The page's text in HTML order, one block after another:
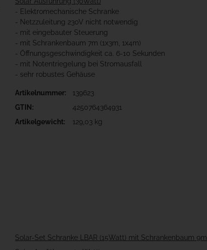
- Elektromechanische Schranke
- Netzzuleitung 230V nicht notwendig
- mit eingebauter Steuerung
- mit Schrankenbaum 7m (1x3m, 1x4m)
- Öffnungsgeschwindigkeit ca. 6-10 Sekunden
- mit Notentriegelung bei Stromausfall
- sehr robustes Gehäuse
Artikelnummer:
139623
GTIN:
4250764364931
Artikelgewicht:
129,03 kg
Solar-Set Schranke LBAR (15Watt) mit Schrankenbaum 9m